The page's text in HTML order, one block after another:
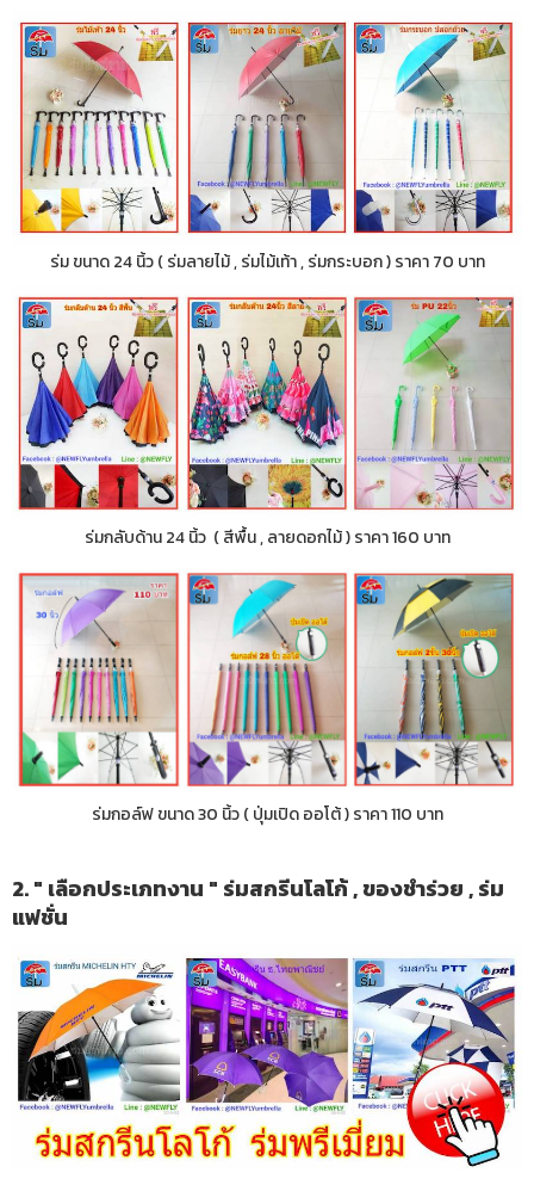
ร่ม ขนาด 24 นิ้ว ( ร่มลายไม้ , ร่มไม้เท้า , ร่มกระบอก ) ราคา 70 บาท
ร่มกลับด้าน 24 นิ้ว ( สีพื้น , ลายดอกไม้ ) ราคา 160 บาท
ร่มกอล์ฟ ขนาด 30 นิ้ว ( ปุ่มเปิด ออโต้ ) ราคา 110 บาท
2. " เลือกประเภทงาน " ร่มสกรีนโลโก้ , ของชำร่วย , ร่ม
แฟชั่น